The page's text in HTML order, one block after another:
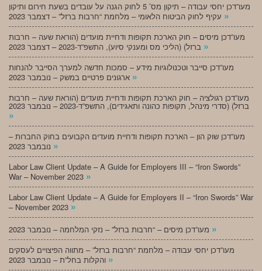
מעו”דכן יחסי עבודה – תיקון מס’ 5 לחוק הגנה על עובדים בשעת חירום ותיקון
»
מעו”דכן מיסים – חוק הארכת תקופות ודחיית מועדים (הוראת שעה – חרבות
»
מעו”דכן סייבר וטכנולוגיות מידע – סמכות חדשה למערך הסייבר להנחות
»
מעו”דכן רגולציה – חוק הארכת תקופות ודחיית מועדים (הוראת שעה – חרבות
ברזל) (סדרי מינהל, תקופות כהונה ותאגידים), התשפ”ד-2023 – נובמבר 2023
»
מעו”דכן שוק הון – הארכת תקופות ודחיית מועדים הקבועים בחוק החברות –
»
Labor Law Client Update – A Guide for Employers III – “Iron Swords”
War – November 2023 »
Labor Law Client Update – A Guide for Employers II – “Iron Swords” War
– November 2023 »
»
מעו”דכן יחסי עבודה – מלחמת “חרבות ברזל” – מתווה הפיצויים לעסקים
»